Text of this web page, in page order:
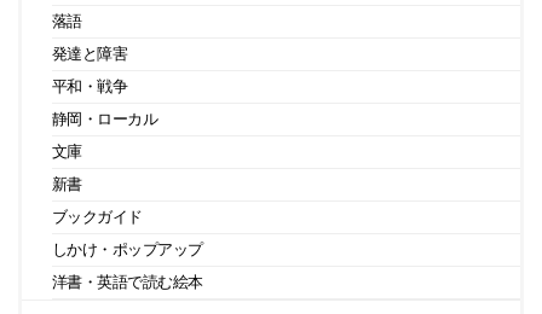
落語
発達と障害
平和・戦争
静岡・ローカル
文庫
新書
ブックガイド
しかけ・ポップアップ
洋書・英語で読む絵本